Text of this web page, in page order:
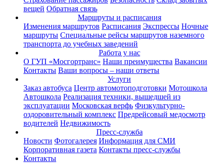
вещей Обратная связь
Маршруты и расписания
Изменения маршрутов Расписания Экспрессы Ночные
маршруты Специальные рейсы маршрутов наземного
транспорта до учебных заведений
Работа у нас
О ГУП «Мосгортранс» Наши преимущества Вакансии
Контакты Ваши вопросы – наши ответы
Услуги
Заказ автобуса Центр автомотоподготовки Мотошкола
Автошкола Реализация техники, вышедшей из
эксплуатации Московская верфь Физкультурно-
оздоровительный комплекс Предрейсовый медосмотр
водителей Недвижимость
Пресс-служба
Новости Фотогалерея Информация для СМИ
Корпоративная газета Контакты пресс-службы
Контакты